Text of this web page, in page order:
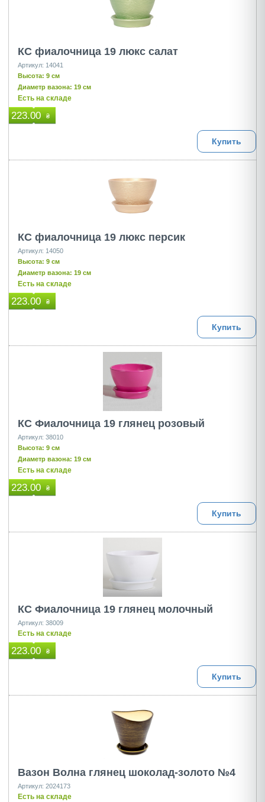
КС фиалочница 19 люкс салат
Артикул: 14041
Высота: 9 см
Диаметр вазона: 19 см
Есть на складе
223.00 ₴
Купить
КС фиалочница 19 люкс персик
Артикул: 14050
Высота: 9 см
Диаметр вазона: 19 см
Есть на складе
223.00 ₴
Купить
КС Фиалочница 19 глянец розовый
Артикул: 38010
Высота: 9 см
Диаметр вазона: 19 см
Есть на складе
223.00 ₴
Купить
КС Фиалочница 19 глянец молочный
Артикул: 38009
Есть на складе
223.00 ₴
Купить
Вазон Волна глянец шоколад-золото №4
Артикул: 2024173
Есть на складе